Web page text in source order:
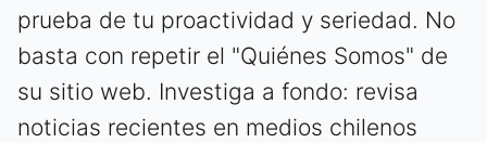
prueba de tu proactividad y seriedad. No
basta con repetir el "Quiénes Somos" de
su sitio web. Investiga a fondo: revisa
noticias recientes en medios chilenos